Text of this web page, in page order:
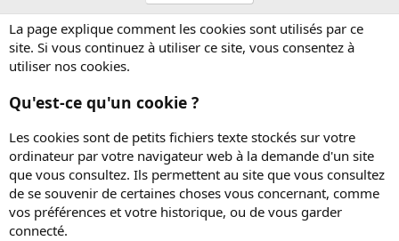
La page explique comment les cookies sont utilisés par ce
site. Si vous continuez à utiliser ce site, vous consentez à
utiliser nos cookies.
Qu'est-ce qu'un cookie ?
Les cookies sont de petits fichiers texte stockés sur votre
ordinateur par votre navigateur web à la demande d'un site
que vous consultez. Ils permettent au site que vous consultez
de se souvenir de certaines choses vous concernant, comme
vos préférences et votre historique, ou de vous garder
connecté.